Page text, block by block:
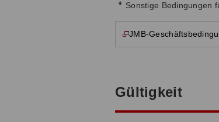
* Sonstige Bedingungen
JMB-
Gültigkeit